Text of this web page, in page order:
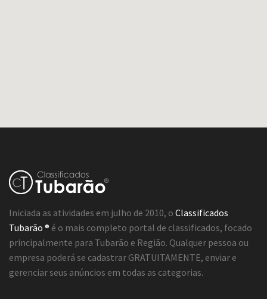
Iniciada as atividades em julho de 2010, o Classificados
Tubarão ® é o mais completo portal de classificados, focado
principalmente para Tubarão e Região. Qualquer pessoa ou
empresa poderá se cadastrar GRATUITAMENTE, enviar e
gerenciar seus anúncios em todas as categorias.